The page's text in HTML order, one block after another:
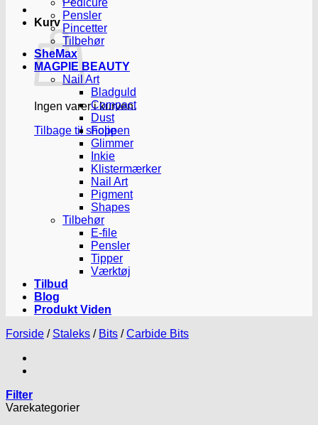
Kurv
Ingen varer i kurven.
Tilbage til shoppen
Pedicure
Pensler
Pincetter
Tilbehør
SheMax
MAGPIE BEAUTY
Nail Art
Bladguld
Compact
Dust
Folie
Glimmer
Inkie
Klistermærker
Nail Art
Pigment
Shapes
Tilbehør
E-file
Pensler
Tipper
Værktøj
Tilbud
Blog
Produkt Viden
Forside / Staleks / Bits / Carbide Bits
Filter
Varekategorier